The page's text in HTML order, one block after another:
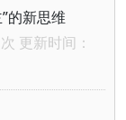
新思维
更新时间：